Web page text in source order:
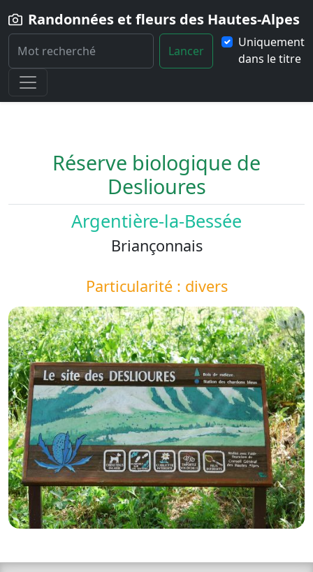
Randonnées et fleurs des Hautes-Alpes
Lancer
Uniquement
dans le titre
Home
Paysage Reserve-biologique-de-Deslioures
Réserve biologique de
Deslioures
Argentière-la-Bessée
Briançonnais
Particularité : divers